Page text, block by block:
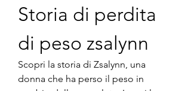
Storia di perdita
di peso zsalynn
Scopri la storia di Zsalynn, una
donna che ha perso il peso in